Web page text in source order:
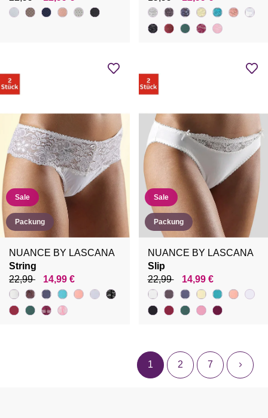
Sale
Packung
NUANCE BY LASCANA
String
22,99
14,99 €
Sale
Packung
NUANCE BY LASCANA
Slip
22,99
14,99 €
1 2 7